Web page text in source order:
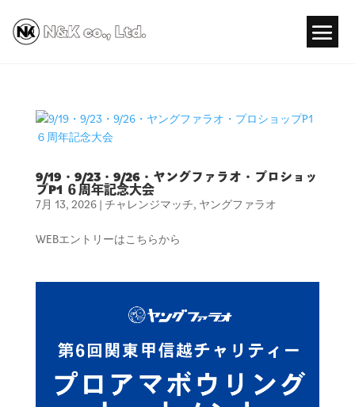
9/19・9/23・9/26・ヤングファラオ・プロショッ
プP1 ６周年記念大会
7月 13, 2026| チャレンジマッチ, ヤングファラオ
WEBエントリーはこちらから